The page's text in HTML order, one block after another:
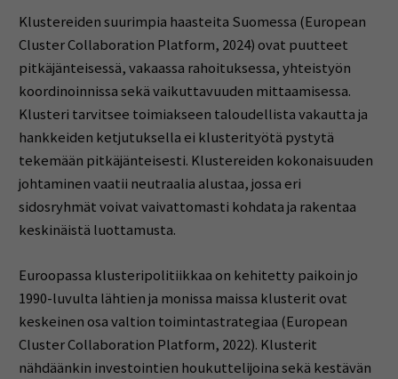
Klustereiden suurimpia haasteita Suomessa (European
Cluster Collaboration Platform, 2024) ovat puutteet
pitkäjänteisessä, vakaassa rahoituksessa, yhteistyön
koordinoinnissa sekä vaikuttavuuden mittaamisessa.
Klusteri tarvitsee toimiakseen taloudellista vakautta ja
hankkeiden ketjutuksella ei klusterityötä pystytä
tekemään pitkäjänteisesti. Klustereiden kokonaisuuden
johtaminen vaatii neutraalia alustaa, jossa eri
sidosryhmät voivat vaivattomasti kohdata ja rakentaa
keskinäistä luottamusta.
Euroopassa klusteripolitiikkaa on kehitetty paikoin jo
1990-luvulta lähtien ja monissa maissa klusterit ovat
keskeinen osa valtion toimintastrategiaa (European
Cluster Collaboration Platform, 2022). Klusterit
nähdäänkin investointien houkuttelijoina sekä kestävän